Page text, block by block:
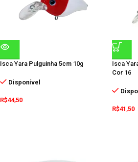
Isca Yara Pulguinha 5cm 10g
Disponível
R$44,50
Isca
Cor 16
R$41,50